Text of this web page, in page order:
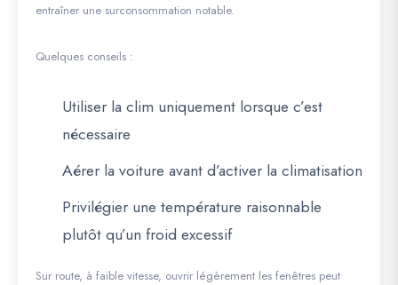
entraîner une surconsommation notable.
Quelques conseils :
Utiliser la clim uniquement lorsque c’est
nécessaire
Aérer la voiture avant d’activer la climatisation
Privilégier une température raisonnable
plutôt qu’un froid excessif
Sur route, à faible vitesse, ouvrir légèrement les fenêtres peut